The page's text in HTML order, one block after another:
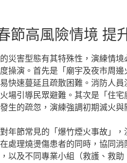
節高風險情境 提
災害型態有其特殊性，演練情
操演。首先是「廟宇及夜市周
快速蔓延且疏散困難。消防人
場引導民眾避難。其次是「住
生的疏忽，演練強調初期滅火與
年節常見的「爆竹煙火事故」
處理燒燙傷患者的同時，協同
以及不同專業小組（救護、救